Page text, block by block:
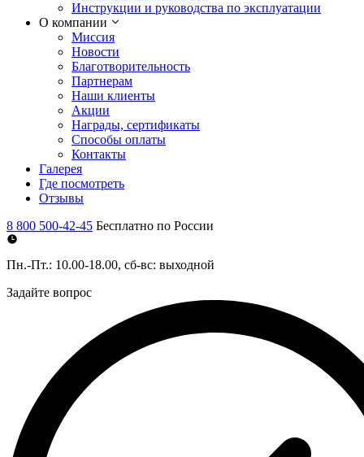
Инструкции и руководства по эксплуатации
О компании
Миссия
Новости
Благотворительность
Партнерам
Наши клиенты
Акции
Награды, сертификаты
Способы оплаты
Контакты
Галерея
Где посмотреть
Отзывы
8 800 500-42-45 Бесплатно по России
Пн.-Пт.: 10.00-18.00, сб-вс: выходной
Задайте вопрос